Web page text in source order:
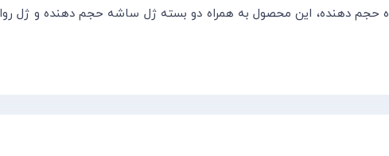
دهنده، این محصول به همراه دو بسته ژل ساشه حجم دهنده و ژل